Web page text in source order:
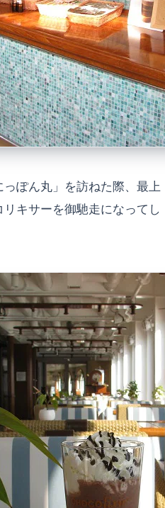
ぽん丸」を訪ねた際、最上
キサーを御馳走になってし